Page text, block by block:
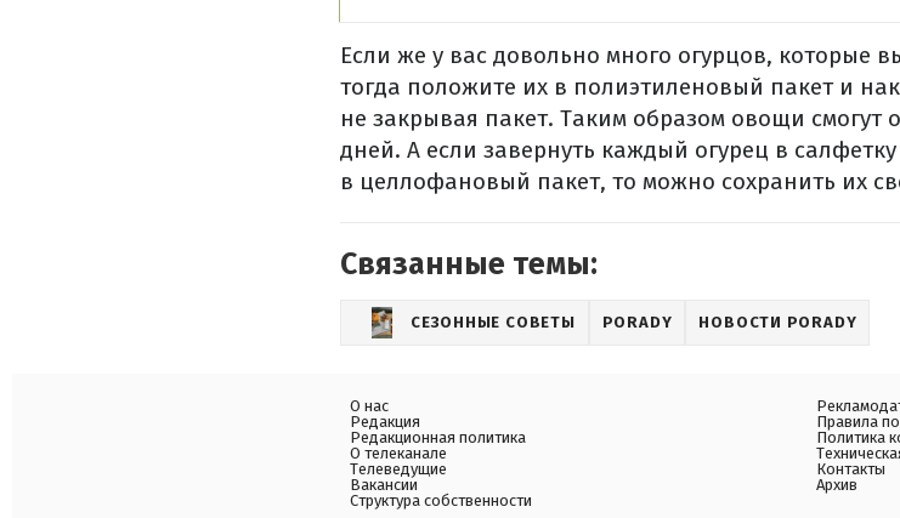
Если же у вас довольно много огурцов, которые
тогда положите их в полиэтиленовый пакет и
не закрывая пакет. Таким образом овощи смогут
дней. А если завернуть каждый огурец в
в целлофановый пакет, то можно сохранить их
Связанные темы:
СЕЗОННЫЕ СОВЕТЫ PORADY НОВОСТИ PORADY
О нас
Редакция
Редакционная политика
О телеканале
Телеведущие
Вакансии
Структура собственности
Правила
Политика
Контакты
Архив